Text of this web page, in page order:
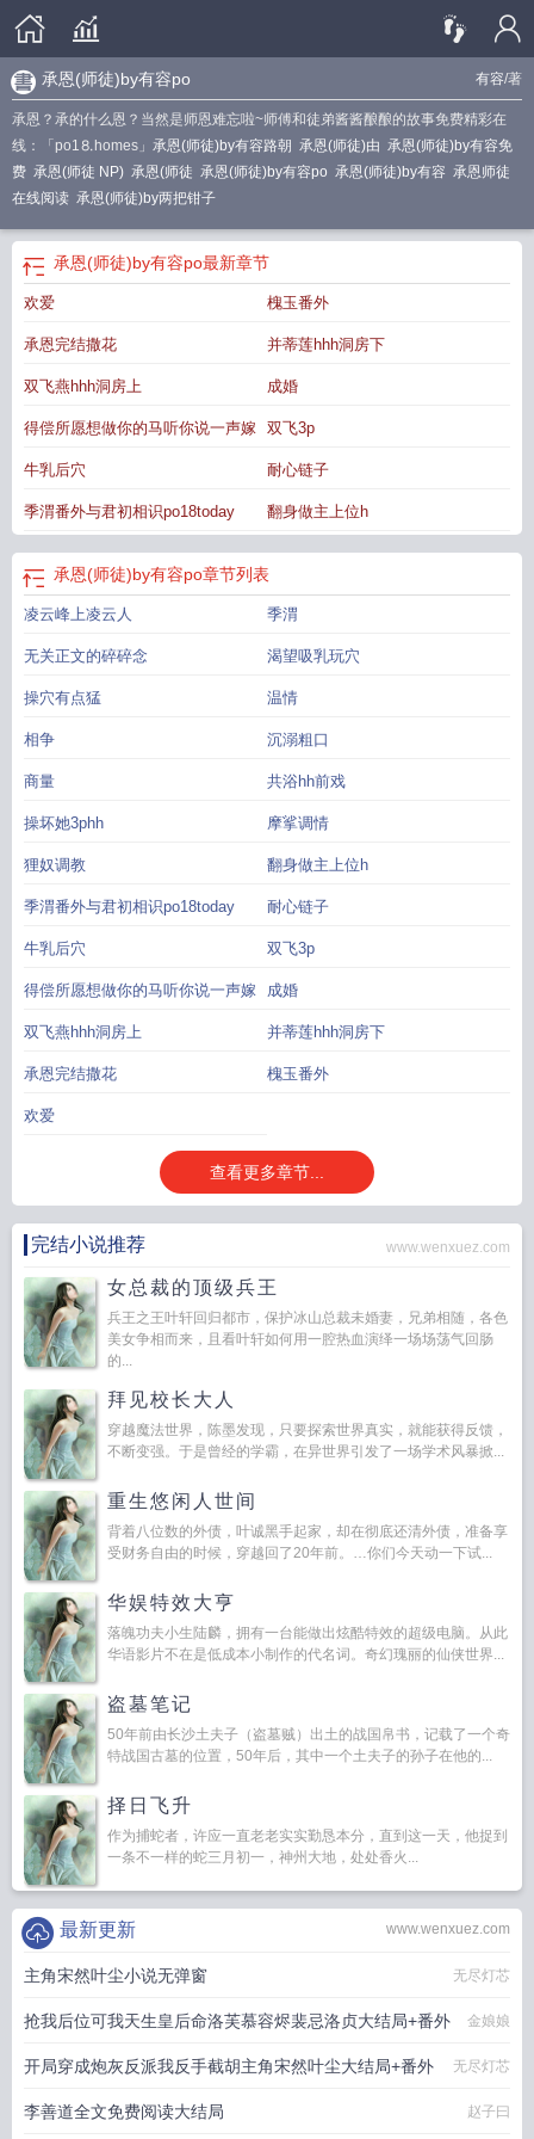
有容/著
承恩(师徒)by有容po
承恩？承的什么恩？当然是师恩难忘啦~师傅和徒弟酱酱酿酿的故事免费精彩在
线：「po1⒏homes」 承恩(师徒)by有容路朝 承恩(师徒)由 承恩(师徒)by有容免
费 承恩(师徒 NP) 承恩(师徒 承恩(师徒)by有容po 承恩(师徒)by有容 承恩师徒
在线阅读 承恩(师徒)by两把钳子
承恩(师徒)by有容po最新章节
欢爱 槐玉番外
承恩完结撒花 并蒂莲hhh洞房下
双飞燕hhh洞房上 成婚
得偿所愿想做你的马听你说一声嫁 双飞3p
牛乳后穴 耐心链子
季渭番外与君初相识po18today 翻身做主上位h
承恩(师徒)by有容po章节列表
凌云峰上凌云人 季渭
无关正文的碎碎念 渴望吸乳玩穴
操穴有点猛 温情
相争 沉溺粗口
商量 共浴hh前戏
操坏她3phh 摩挲调情
狸奴调教 翻身做主上位h
季渭番外与君初相识po18today 耐心链子
牛乳后穴 双飞3p
得偿所愿想做你的马听你说一声嫁 成婚
双飞燕hhh洞房上 并蒂莲hhh洞房下
承恩完结撒花 槐玉番外
欢爱
查看更多章节...
完结小说推荐 www.wenxuez.com
女总裁的顶级兵王
兵王之王叶轩回归都市，保护冰山总裁未婚妻，兄弟相随，各色
美女争相而来，且看叶轩如何用一腔热血演绎一场场荡气回肠
的...
拜见校长大人
穿越魔法世界，陈墨发现，只要探索世界真实，就能获得反馈，
不断变强。于是曾经的学霸，在异世界引发了一场学术风暴掀...
重生悠闲人世间
背着八位数的外债，叶诚黑手起家，却在彻底还清外债，准备享
受财务自由的时候，穿越回了20年前。…你们今天动一下试...
华娱特效大亨
落魄功夫小生陆麟，拥有一台能做出炫酷特效的超级电脑。从此
华语影片不在是低成本小制作的代名词。奇幻瑰丽的仙侠世界...
盗墓笔记
50年前由长沙土夫子（盗墓贼）出土的战国帛书，记载了一个奇
特战国古墓的位置，50年后，其中一个土夫子的孙子在他的...
择日飞升
作为捕蛇者，许应一直老老实实勤恳本分，直到这一天，他捉到
一条不一样的蛇三月初一，神州大地，处处香火...
www.wenxuez.com
最新更新
主角宋然叶尘小说无弹窗 无尽灯芯
抢我后位可我天生皇后命洛芙慕容烬裴忌洛贞大结局+番外 金娘娘
开局穿成炮灰反派我反手截胡主角宋然叶尘大结局+番外 无尽灯芯
李善道全文免费阅读大结局 赵子曰